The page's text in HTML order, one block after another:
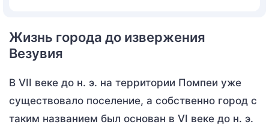
Жизнь города до извержения
Везувия
В VII веке до н. э. на территории Помпеи уже
существовало поселение, а собственно город с
таким названием был основан в VI веке до н. э.